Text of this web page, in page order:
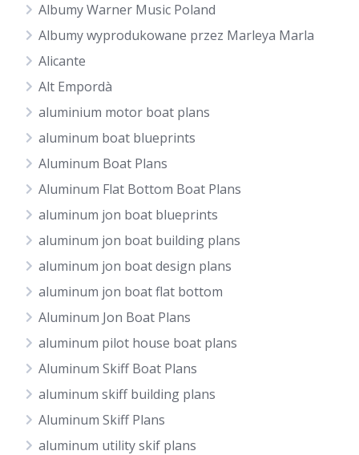
Albumy Warner Music Poland
Albumy wyprodukowane przez Marleya Marla
Alicante
Alt Empordà
aluminium motor boat plans
aluminum boat blueprints
Aluminum Boat Plans
Aluminum Flat Bottom Boat Plans
aluminum jon boat blueprints
aluminum jon boat building plans
aluminum jon boat design plans
aluminum jon boat flat bottom
Aluminum Jon Boat Plans
aluminum pilot house boat plans
Aluminum Skiff Boat Plans
aluminum skiff building plans
Aluminum Skiff Plans
aluminum utility skif plans